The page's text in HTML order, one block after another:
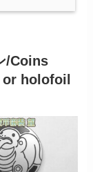
/Coins
holofoil